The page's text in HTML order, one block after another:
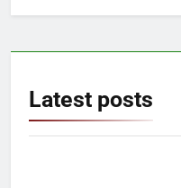
Latest posts